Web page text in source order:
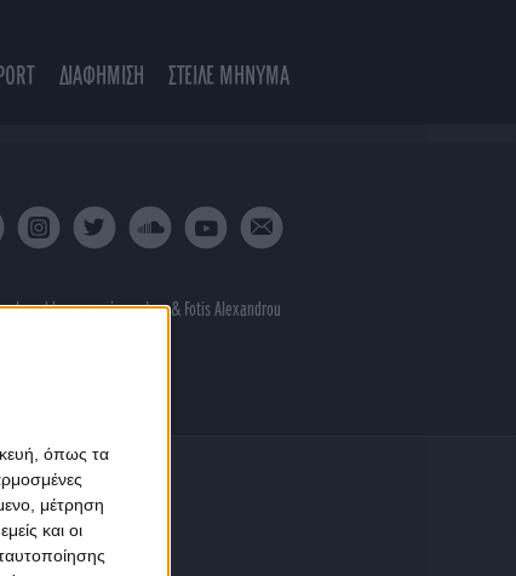
όπως τα
μέτρηση
και οι
ΔΙΑΦΗΜΙΣΗ ΣΤΕΙΛΕ ΜΗΝΥΜΑ
byporcupine colors& Fotis Alexandrou